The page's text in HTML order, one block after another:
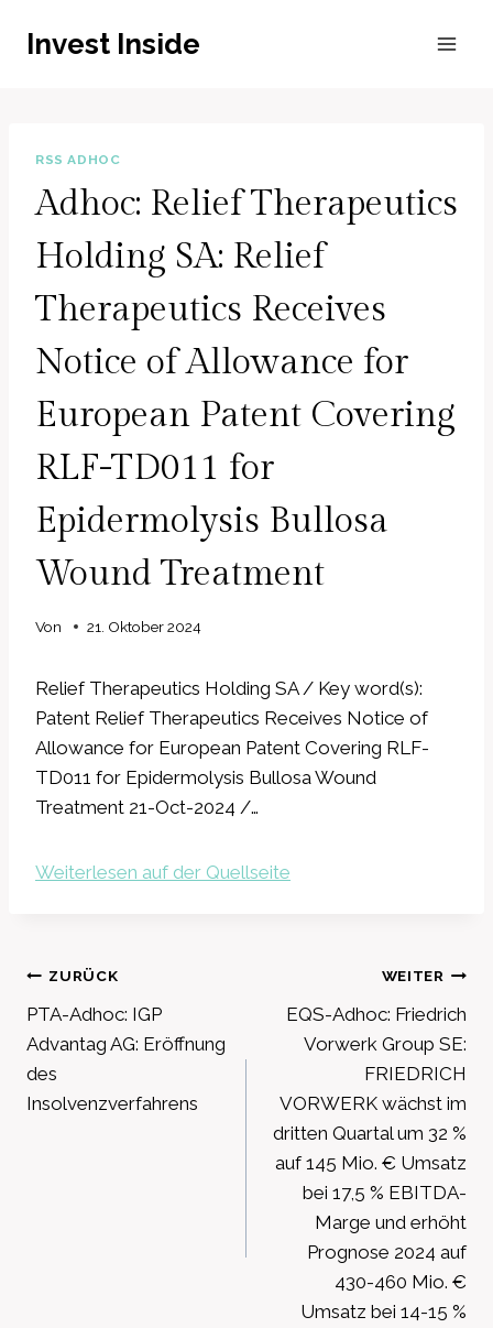
InhaltInvest Inside
RSS ADHOC
Adhoc: Relief Therapeutics
Holding SA: Relief
Therapeutics Receives
Notice of Allowance for
European Patent Covering
RLF-TD011 for
Epidermolysis Bullosa
Wound Treatment
Von 21. Oktober 2024
Relief Therapeutics Holding SA / Key word(s):
Patent Relief Therapeutics Receives Notice of
Allowance for European Patent Covering RLF-
TD011 for Epidermolysis Bullosa Wound
Treatment 21-Oct-2024 /…
Weiterlesen auf der Quellseite
Beitragsnavigation
ZURÜCK
PTA-Adhoc: IGP
Advantag AG: Eröffnung
des
Insolvenzverfahrens
WEITER
EQS-Adhoc: Friedrich
Vorwerk Group SE:
FRIEDRICH
VORWERK wächst im
dritten Quartal um 32 %
auf 145 Mio. € Umsatz
bei 17,5 % EBITDA-
Marge und erhöht
Prognose 2024 auf
430-460 Mio. €
Umsatz bei 14-15 %